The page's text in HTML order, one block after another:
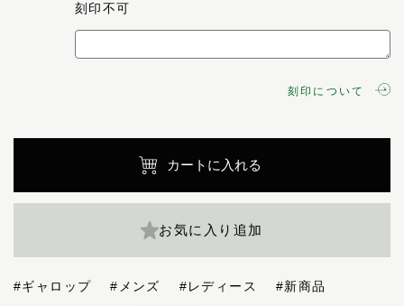
刻印不可
刻印について
カートに入れる
お気に入り追加
#ギャロップ #メンズ #レディース
#新商品